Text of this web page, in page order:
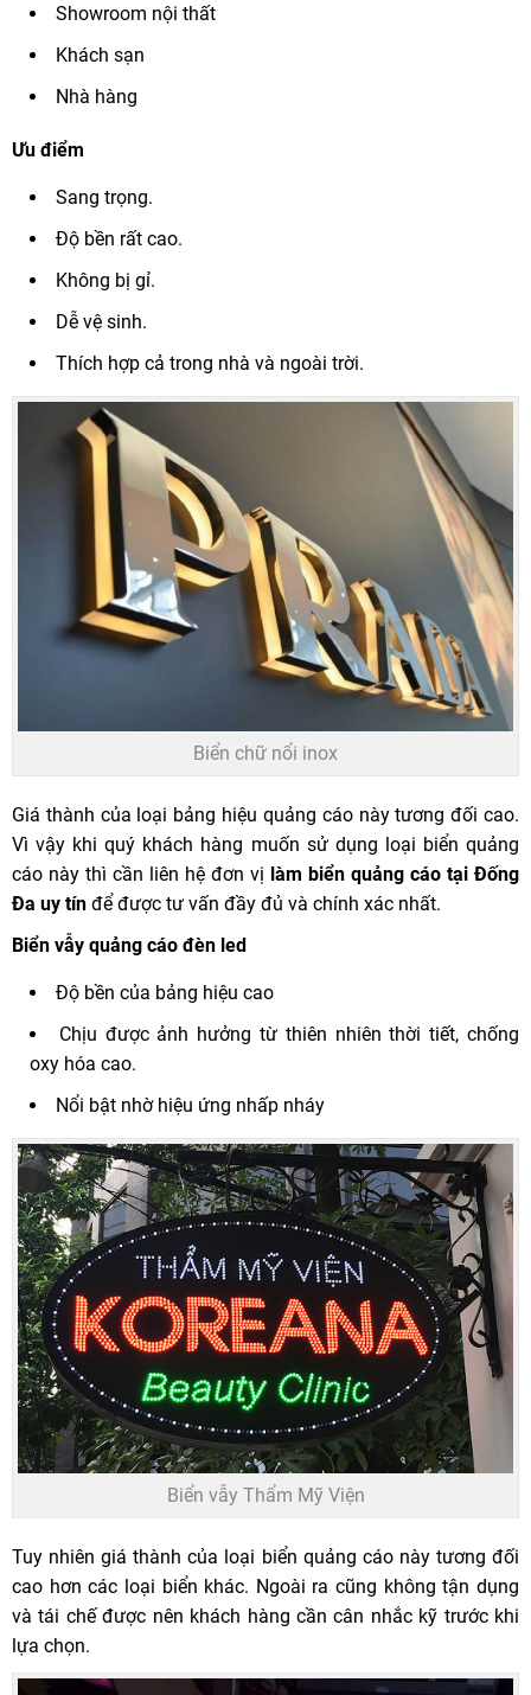
Showroom nội thất
Khách sạn
Nhà hàng
Ưu điểm
Sang trọng.
Độ bền rất cao.
Không bị gỉ.
Dễ vệ sinh.
Thích hợp cả trong nhà và ngoài trời.
Biển chữ nổi inox
Giá thành của loại bảng hiệu quảng cáo này tương đối cao.
Vì vậy khi quý khách hàng muốn sử dụng loại biển quảng
cáo này thì cần liên hệ đơn vị làm biển quảng cáo tại Đống
Đa uy tín để được tư vấn đầy đủ và chính xác nhất.
Biển vẫy quảng cáo đèn led
Độ bền của bảng hiệu cao
Chịu được ảnh hưởng từ thiên nhiên thời tiết, chống
oxy hóa cao.
Nổi bật nhờ hiệu ứng nhấp nháy
Biển vẫy Thẩm Mỹ Viện
Tuy nhiên giá thành của loại biển quảng cáo này tương đối
cao hơn các loại biển khác. Ngoài ra cũng không tận dụng
và tái chế được nên khách hàng cần cân nhắc kỹ trước khi
lựa chọn.